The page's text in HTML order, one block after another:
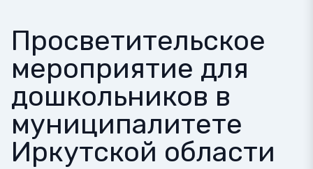
Просветительское
мероприятие для
дошкольников в
муниципалитете
Иркутской области